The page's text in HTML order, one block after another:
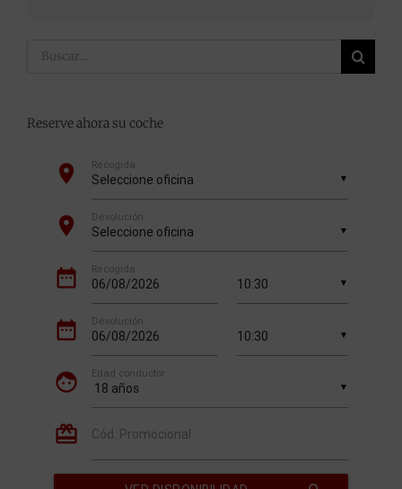
Buscar:
Reserve ahora su coche